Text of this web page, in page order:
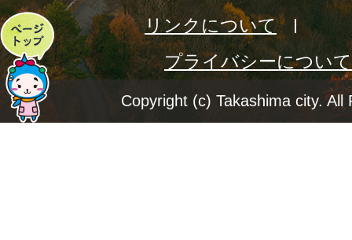
ペ
ー
ジ
リンクについて
プライバシーについて
Copyright (c) Takashima city. All